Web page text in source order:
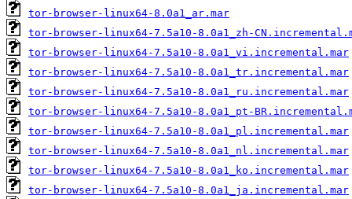
tor-browser-linux64-8.0a1_ar.mar
tor-browser-linux64-7.5a10-8.0a1_zh-
tor-browser-linux64-7.5a10-8.0a1_vi.incremental.mar
tor-browser-linux64-7.5a10-8.0a1_tr.incremental.mar
tor-browser-linux64-7.5a10-8.0a1_ru.incremental.mar
tor-browser-linux64-7.5a10-8.0a1_pt-
tor-browser-linux64-7.5a10-8.0a1_pl.incremental.mar
tor-browser-linux64-7.5a10-8.0a1_nl.incremental.mar
tor-browser-linux64-7.5a10-8.0a1_ko.incremental.mar
tor-browser-linux64-7.5a10-8.0a1_ja.incremental.mar